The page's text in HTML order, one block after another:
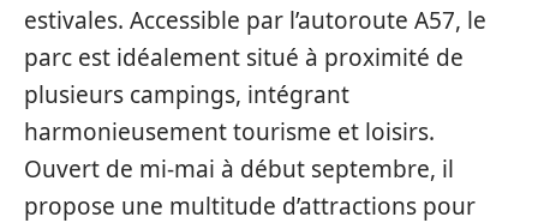
estivales. Accessible par l’autoroute A57, le
parc est idéalement situé à proximité de
plusieurs campings, intégrant
harmonieusement tourisme et loisirs.
Ouvert de mi-mai à début septembre, il
propose une multitude d’attractions pour